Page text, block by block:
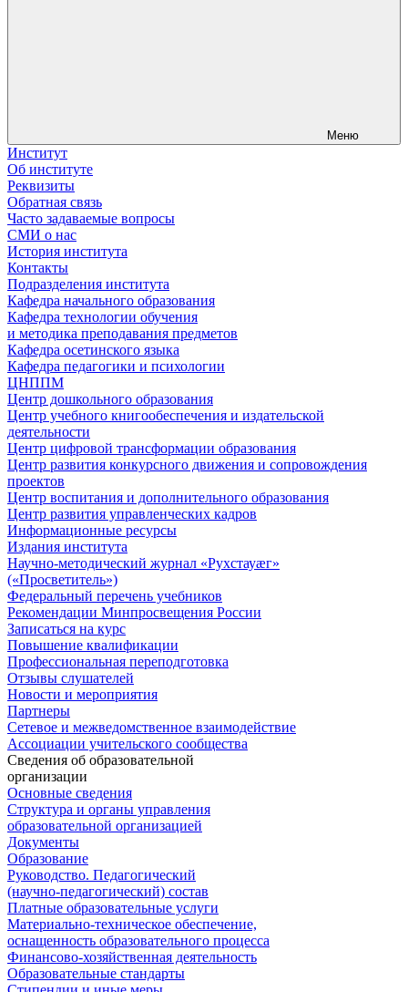
Меню
Институт
Об институте
Реквизиты
Обратная связь
Часто задаваемые вопросы
СМИ о нас
История института
Контакты
Подразделения института
Кафедра начального образования
Кафедра технологии обучения
и методика преподавания предметов
Кафедра осетинского языка
Кафедра педагогики и психологии
ЦНППМ
Центр дошкольного образования
Центр учебного книгообеспечения и издательской
деятельности
Центр цифровой трансформации образования
Центр развития конкурсного движения и сопровождения
проектов
Центр воспитания и дополнительного образования
Центр развития управленческих кадров
Информационные ресурсы
Издания института
Научно-методический журнал «Рухстауæг»
(«Просветитель»)
Федеральный перечень учебников
Рекомендации Минпросвещения России
Записаться на курс
Повышение квалификации
Профессиональная переподготовка
Отзывы слушателей
Новости и мероприятия
Партнеры
Сетевое и межведомственное взаимодействие
Ассоциации учительского сообщества
Сведения об образовательной
организации
Основные сведения
Структура и органы управления
образовательной организацией
Документы
Образование
Руководство. Педагогический
(научно-педагогический) состав
Платные образовательные услуги
Материально-техническое обеспечение,
оснащенность образовательного процесса
Финансово-хозяйственная деятельность
Образовательные стандарты